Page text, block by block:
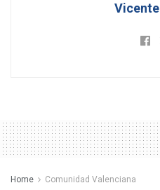
Home Comunidad Valenciana